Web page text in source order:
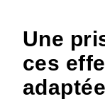
Une
ces